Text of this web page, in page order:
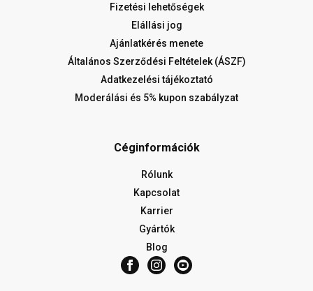
Fizetési lehetőségek
Elállási jog
Ajánlatkérés menete
Általános Szerződési Feltételek (ÁSZF)
Adatkezelési tájékoztató
Moderálási és 5% kupon szabályzat
Céginformációk
Rólunk
Kapcsolat
Karrier
Gyártók
Blog